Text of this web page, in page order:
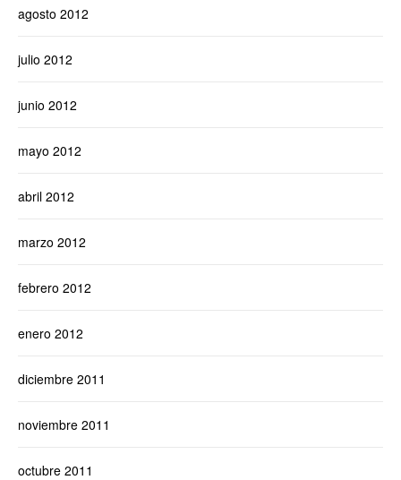
agosto 2012
julio 2012
junio 2012
mayo 2012
abril 2012
marzo 2012
febrero 2012
enero 2012
diciembre 2011
noviembre 2011
octubre 2011